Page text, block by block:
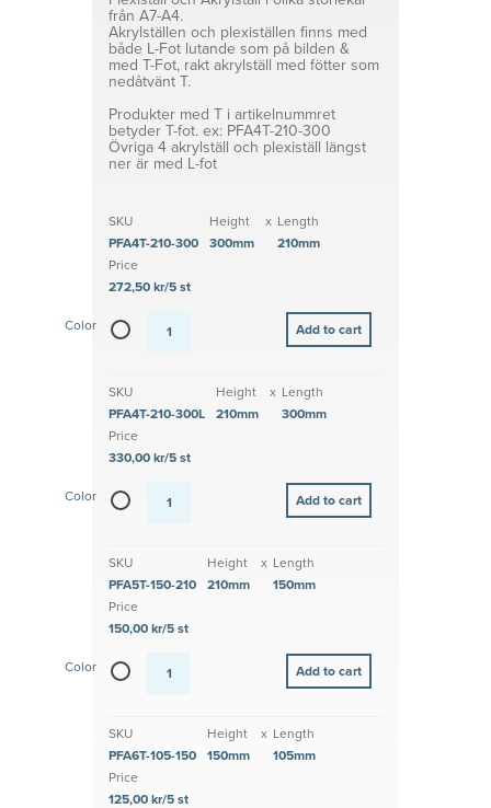
Adhesive or
magnetic
Affordable
solutions
materials
från A7-A4.
Akrylställen och plexiställen finns med
både L-Fot lutande som på bilden &
med T-Fot, rakt akrylställ med fötter som
nedåtvänt T.
Produkter med T i artikelnummret
betyder T-fot. ex: PFA4T-210-300
Övriga 4 akrylställ och plexiställ längst
ner är med L-fot
SKU
PFA4T-210-300
Height
300mm
x Length
210mm
Price
272,50 kr/5 st
Color
SKU
PFA4T-210-300L
Height
210mm
x Length
300mm
Price
330,00 kr/5 st
Color
SKU
PFA5T-150-210
Height
210mm
x Length
150mm
Price
150,00 kr/5 st
Color
SKU
PFA6T-105-150
Height
150mm
x Length
105mm
Price
125,00 kr/5 st